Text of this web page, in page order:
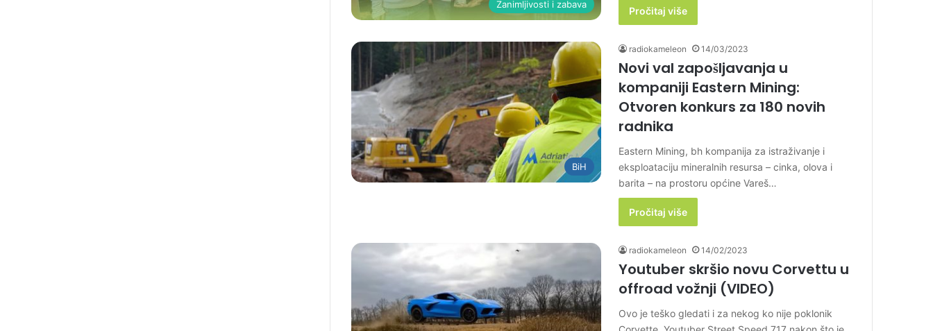
Zanimljivosti i zabava
Pročitaj više
BiH
radiokameleon 14/03/2023
Novi val zapošljavanja u
kompaniji Eastern Mining:
Otvoren konkurs za 180 novih
radnika
Eastern Mining, bh kompanija za istraživanje i
eksploataciju mineralnih resursa – cinka, olova i
barita – na prostoru općine Vareš…
Pročitaj više
radiokameleon 14/02/2023
Youtuber skršio novu Corvettu u
offroad vožnji (VIDEO)
Ovo je teško gledati i za nekog ko nije poklonik